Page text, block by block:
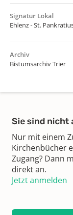
Signatur Lokal
Ehlenz - St.
Archiv
Bistumsarchiv Trier
Sie sind nicht
Nur mit einem
Kirchenbücher
Zugang? Dann
direkt an.
Jetzt anmelden